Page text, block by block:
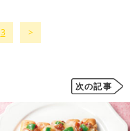
3
次の記事